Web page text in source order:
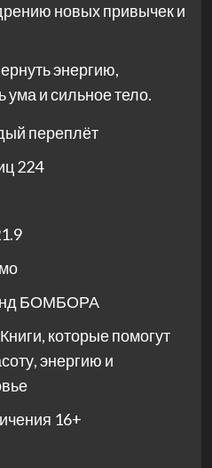
новых привычек и
энергию,
ума и сильное тело.
переплёт
224
БОМБОРА
которые помогут
энергию и
16+